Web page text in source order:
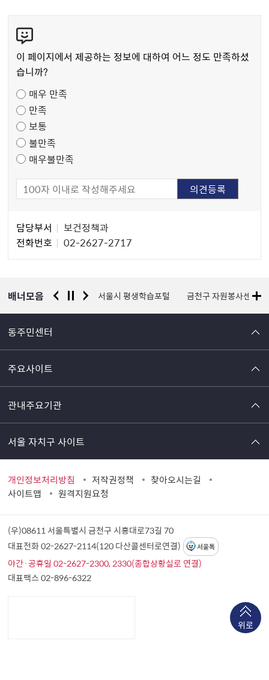
텐
츠
만
도
조
사
이 페이지에서 제공하는 정보에 대하여 어느 정도 만족하셨
습니까?
매우 만족
만족
보통
불만족
매우불만족
자
담당부서
보건정책과
전화번호
02-2627-2717
배너모음
경찰청 유실물 통합포털 서울시 평생학습포털 금천구 자원봉사센터
동주민센터
주요사이트
관내주요기관
서울 자치구 사이트
개인정보처리방침 저작권정책
찾아오시는길
사이트맵
원격지원요청
위로
(우)08611 서울특별시 금천구 시흥대로73길 70
대표전화 02-2627-2114(120 다산콜센터로연결)
서울톡
야간·공휴일 02-2627-2300, 2330(종합상황실로 연결)
대표팩스 02-896-6322